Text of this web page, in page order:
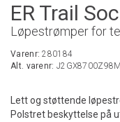
ER Trail
Løpestrømper for
Varenr:280184
Alt. varenr: J2GX8700Z98M
Lett og støttende
Polstret beskyttelse på